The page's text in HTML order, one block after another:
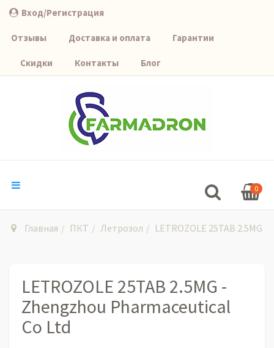
Вход/Регистрация
Отзывы Доставка и оплата Гарантии
Скидки Контакты Блог
0
Главная ПКТ Летрозол LETROZOLE 25TAB 2.5MG
LETROZOLE 25TAB 2.5MG -
Zhengzhou Pharmaceutical
Co Ltd